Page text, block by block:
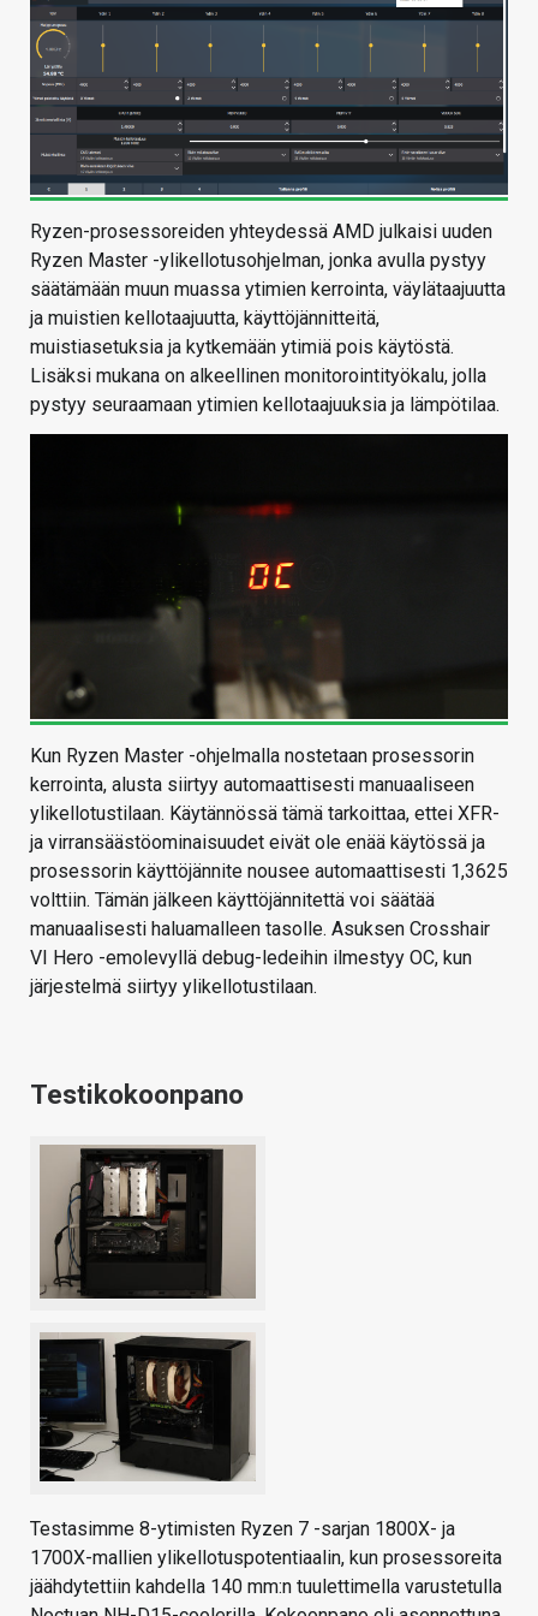
Ryzen-prosessoreiden yhteydessä AMD julkaisi uuden
Ryzen Master -ylikellotusohjelman, jonka avulla pystyy
säätämään muun muassa ytimien kerrointa, väylätaajuutta
ja muistien kellotaajuutta, käyttöjännitteitä,
muistiasetuksia ja kytkemään ytimiä pois käytöstä.
Lisäksi mukana on alkeellinen monitorointityökalu, jolla
pystyy seuraamaan ytimien kellotaajuuksia ja lämpötilaa.
Kun Ryzen Master -ohjelmalla nostetaan prosessorin
kerrointa, alusta siirtyy automaattisesti manuaaliseen
ylikellotustilaan. Käytännössä tämä tarkoittaa, ettei XFR-
ja virransäästöominaisuudet eivät ole enää käytössä ja
prosessorin käyttöjännite nousee automaattisesti 1,3625
volttiin. Tämän jälkeen käyttöjännitettä voi säätää
manuaalisesti haluamalleen tasolle. Asuksen Crosshair
VI Hero -emolevyllä debug-ledeihin ilmestyy OC, kun
järjestelmä siirtyy ylikellotustilaan.
Testikokoonpano
Testasimme 8-ytimisten Ryzen 7 -sarjan 1800X- ja
1700X-mallien ylikellotuspotentiaalin, kun prosessoreita
jäähdytettiin kahdella 140 mm:n tuulettimella varustetulla